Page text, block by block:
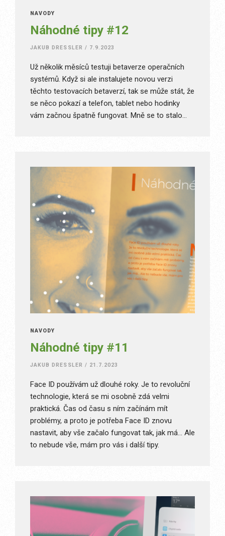
NÁVODY
Náhodné tipy #12
JAKUB DRESSLER / 7.9.2023
Už několik měsíců testuji betaverze operačních
systémů. Když si ale instalujete novou verzi
těchto testovacích betaverzí, tak se může stát, že
se něco pokazí a telefon, tablet nebo hodinky
vám začnou špatně fungovat. Mně se to stalo…
NÁVODY
Náhodné tipy #11
JAKUB DRESSLER / 21.7.2023
Face ID používám už dlouhé roky. Je to revoluční
technologie, která se mi osobně zdá velmi
praktická. Čas od času s ním začínám mít
problémy, a proto je potřeba Face ID znovu
nastavit, aby vše začalo fungovat tak, jak má… Ale
to nebude vše, mám pro vás i další tipy.